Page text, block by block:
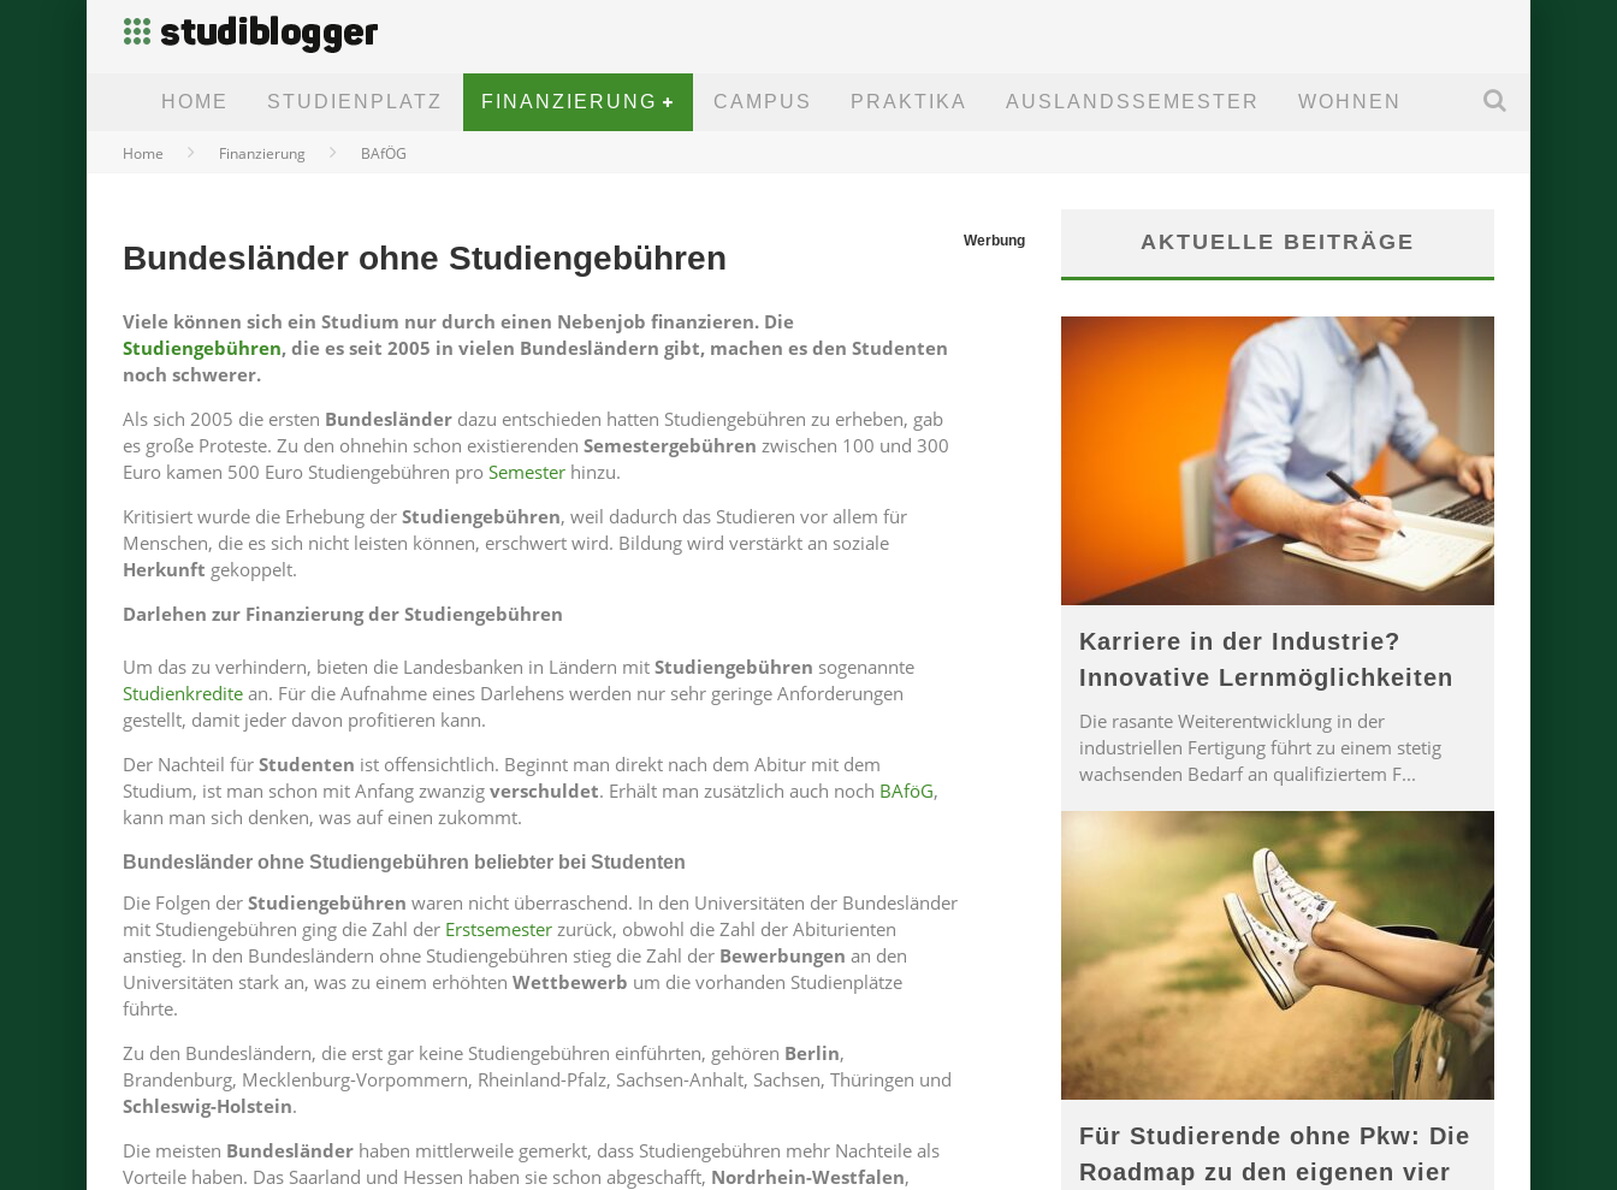
HOME STUDIENPLATZ FINANZIERUNG CAMPUS PRAKTIKA AUSLANDSSEMESTER WOHNEN
Home Finanzierung BAfÖG
Bundesländer ohne Studiengebühren Werbung
Viele können sich ein Studium nur durch einen Nebenjob finanzieren. Die
Studiengebühren, die es seit 2005 in vielen Bundesländern gibt, machen es den Studenten
noch schwerer.
Als sich 2005 die ersten Bundesländer dazu entschieden hatten Studiengebühren zu erheben, gab
es große Proteste. Zu den ohnehin schon existierenden Semestergebühren zwischen 100 und 300
Euro kamen 500 Euro Studiengebühren pro Semester hinzu.
Kritisiert wurde die Erhebung der Studiengebühren, weil dadurch das Studieren vor allem für
Menschen, die es sich nicht leisten können, erschwert wird. Bildung wird verstärkt an soziale
Herkunft gekoppelt.
Darlehen zur Finanzierung der Studiengebühren
Um das zu verhindern, bieten die Landesbanken in Ländern mit Studiengebühren sogenannte
Studienkredite an. Für die Aufnahme eines Darlehens werden nur sehr geringe Anforderungen
gestellt, damit jeder davon profitieren kann.
Der Nachteil für Studenten ist offensichtlich. Beginnt man direkt nach dem Abitur mit dem
Studium, ist man schon mit Anfang zwanzig verschuldet. Erhält man zusätzlich auch noch BAföG,
kann man sich denken, was auf einen zukommt.
Bundesländer ohne Studiengebühren beliebter bei Studenten
Die Folgen der Studiengebühren waren nicht überraschend. In den Universitäten der Bundesländer
mit Studiengebühren ging die Zahl der Erstsemester zurück, obwohl die Zahl der Abiturienten
anstieg. In den Bundesländern ohne Studiengebühren stieg die Zahl der Bewerbungen an den
Universitäten stark an, was zu einem erhöhten Wettbewerb um die vorhanden Studienplätze
führte.
Zu den Bundesländern, die erst gar keine Studiengebühren einführten, gehören Berlin,
Brandenburg, Mecklenburg-Vorpommern, Rheinland-Pfalz, Sachsen-Anhalt, Sachsen, Thüringen und
Schleswig-Holstein.
Die meisten Bundesländer haben mittlerweile gemerkt, dass Studiengebühren mehr Nachteile als
Vorteile haben. Das Saarland und Hessen haben sie schon abgeschafft, Nordrhein-Westfalen,
AKTUELLE BEITRÄGE
Karriere in der Industrie?
Innovative Lernmöglichkeiten
Die rasante Weiterentwicklung in der
industriellen Fertigung führt zu einem stetig
wachsenden Bedarf an qualifiziertem F...
Für Studierende ohne Pkw: Die
Roadmap zu den eigenen vier